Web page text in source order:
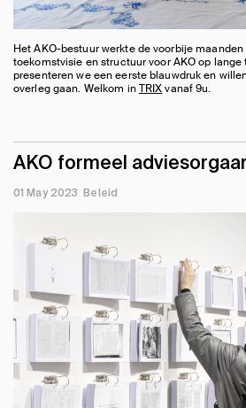
Het AKO-bestuur werkte de voorbije
toekomstvisie en structuur voor AKO op lange
presenteren we een eerste blauwdruk en
overleg gaan. Welkom inTRIXvanaf 9u.
AKO formeel
01 May 2023 Beleid